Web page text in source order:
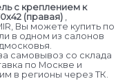
с креплением к
(правая)
Вы можете купить по
в одном из салонов
самовывоз со склада
по Москве и
в регионы через ТК.